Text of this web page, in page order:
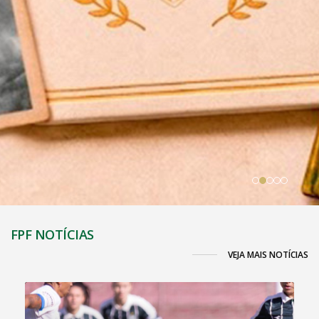
FPF NOTÍCIAS
VEJA MAIS NOTÍCIAS